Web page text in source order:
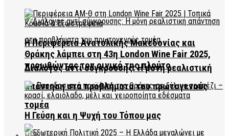
Διάλογος αντί σύγκρουσης: Η μόνη ρεαλιστική
απάντηση στα προβλήματα του πρωτογενούς
τομέα
Η Περιφέρεια Ανατολικής Μακεδονίας και
Θράκης λάμπει στη 43η London Wine Fair 2025,
προωθώντας τον οινικό της πλούτο
Η Γεύση και η Ψυχή του Τόπου μας